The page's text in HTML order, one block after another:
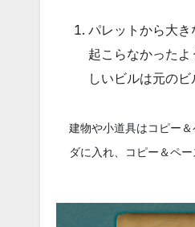
パレットから大
起こらなかった
しいビルは元のビ
建物や小道具はコピー
ダに入れ、コピー＆ペ